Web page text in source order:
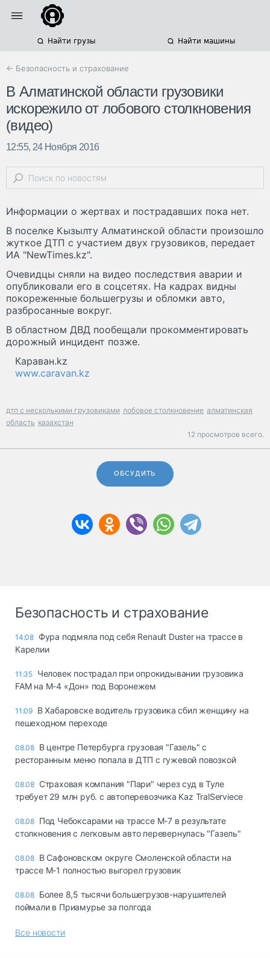
Найти грузы Найти машины
← Безопасность и страхование
В Алматинской области грузовики
искорежило от лобового столкновения
(видео)
12:55, 24 Ноября 2016
Информации о жертвах и пострадавших пока нет.
В поселке Кызылту Алматинской области произошло
жуткое ДТП с участием двух грузовиков, передает
ИА "NewTimes.kz".
Очевидцы сняли на видео последствия аварии и
опубликовали его в соцсетях. На кадрах видны
покореженные большегрузы и обломки авто,
разбросанные вокруг.
В областном ДВД пообещали прокомментировать
дорожный инцидент позже.
Караван.kz
www.caravan.kz
дтп с несколькими грузовиками лобовое столкновение алматинская
область казахстан
12 просмотров всего.
ОБСУДИТЬ
Безопасность и страхование
14:08 Фура подмяла под себя Renault Duster на трассе в
Карелии
11:35 Человек пострадал при опрокидывании грузовика
FAM на М-4 «Дон» под Воронежем
11:09 В Хабаровске водитель грузовика сбил женщину на
пешеходном переходе
08.08 В центре Петербурга грузовая "Газель" с
ресторанным меню попала в ДТП с гужевой повозкой
08.08 Страховая компания "Пари" через суд в Туле
требует 29 млн руб. с автоперевозчика Kaz TralServiece
08.08 Под Чебоксарами на трассе М-7 в результате
столкновения с легковым авто перевернулась "Газель"
08.08 В Сафоновском округе Смоленской области на
трассе М-1 полностью выгорел грузовик
08.08 Более 8,5 тысячи большегрузов-нарушителей
поймали в Приамурье за полгода
Все новости